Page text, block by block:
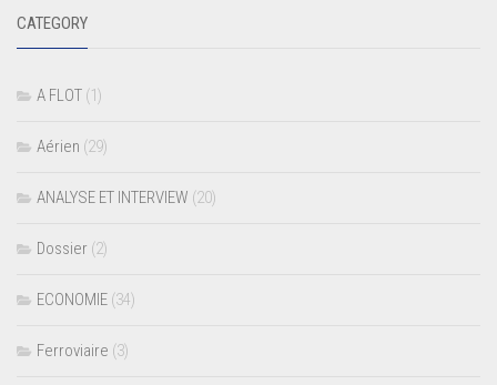
CATEGORY
A FLOT (1)
Aérien (29)
ANALYSE ET INTERVIEW (20)
Dossier (2)
ECONOMIE (34)
Ferroviaire (3)